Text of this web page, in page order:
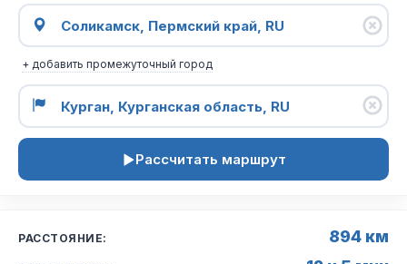
+ добавить промежуточный город
Рассчитать маршрут
РАССТОЯНИЕ: 894 км